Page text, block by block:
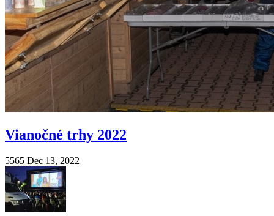
Vianočné trhy 2022
5565 Dec 13, 2022